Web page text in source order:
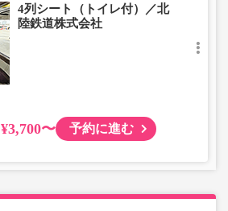
4列シート（トイレ付）／北
陸鉄道株式会社
¥3,700〜 予約に進む